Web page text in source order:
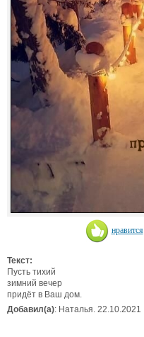
нравится
Текст:
Пусть тихий
зимний вечер
придёт в Ваш дом.
Добавил(а): Наталья. 22.10.2021